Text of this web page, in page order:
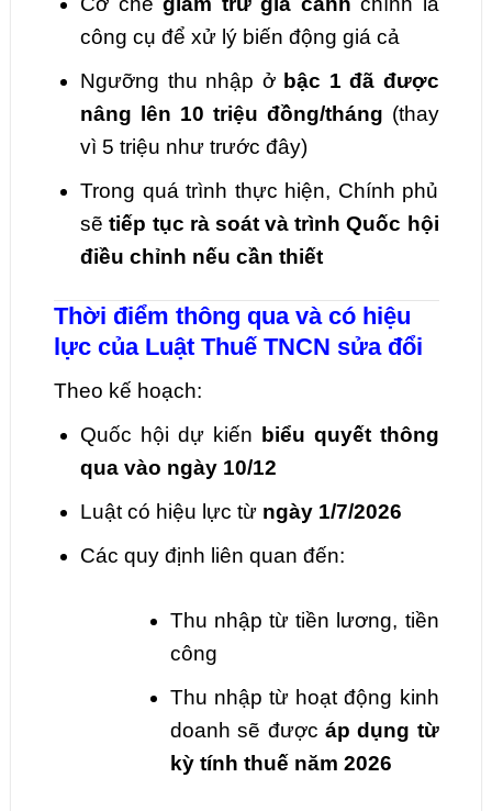
công cụ để xử lý biến động giá cả
Ngưỡng thu nhập ở bậc 1 đã được
nâng lên 10 triệu đồng/tháng (thay
vì 5 triệu như trước đây)
Trong quá trình thực hiện, Chính phủ
sẽtiếp tục rà soát và trình Quốc hội
điều chỉnh nếu cần thiết
Thời điểm thông qua và có hiệu
lực của Luật Thuế TNCN sửa đổi
Theo kế hoạch:
Quốc hội dự kiến biểu quyết thông
qua vào ngày 10/12
Luật có hiệu lực từ ngày 1/7/2026
Các quy định liên quan đến:
Thu nhập từ tiền lương, tiền
công
Thu nhập từ hoạt động kinh
doanh sẽ được áp dụng từ
kỳ tính thuế năm 2026